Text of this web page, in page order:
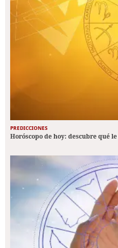
PREDICCIONES
Horóscopo de hoy: descubre qué